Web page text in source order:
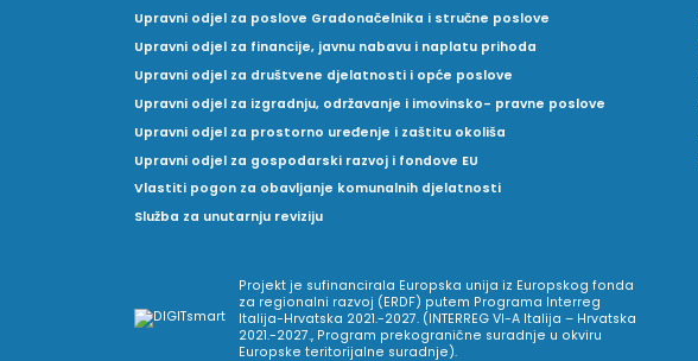
Upravni odjel za poslove Gradonačelnika i stručne poslove
Upravni odjel za financije, javnu nabavu i naplatu prihoda
Upravni odjel za društvene djelatnosti i opće poslove
Upravni odjel za izgradnju, održavanje i imovinsko- pravne poslove
Upravni odjel za prostorno uređenje i zaštitu okoliša
Upravni odjel za gospodarski razvoj i fondove EU
Vlastiti pogon za obavljanje komunalnih djelatnosti
Služba za unutarnju reviziju
Projekt je sufinancirala Europska unija iz Europskog fonda
za regionalni razvoj (ERDF) putem Programa Interreg
Italija-Hrvatska 2021.-2027. (INTERREG VI-A Italija – Hrvatska
2021.-2027., Program prekogranične suradnje u okviru
Europske teritorijalne suradnje).